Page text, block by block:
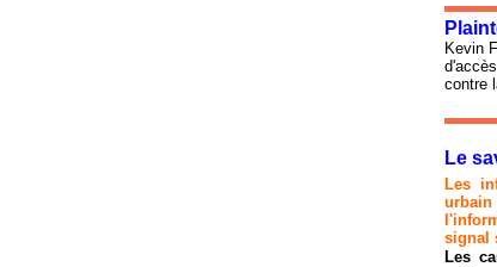
Kevin
contre
Le
Les
signal
Les